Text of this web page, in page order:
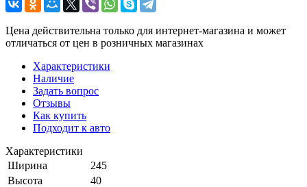
Цена действительна только для интернет-магазина и может
отличаться от цен в розничных магазинах
Характеристики
Наличие
Задать вопрос
Отзывы
Как купить
Подходит к авто
Характеристики
Ширина
245
Высота
40